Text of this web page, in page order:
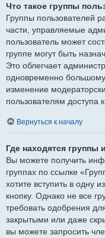
Что такое группы
Группы пользователей
части, управляемые
пользователь может
группе могут быть
Это облегчает
одновременно большому
изменение
пользователям доступа
Вернуться к началу
Где находятся группы
Вы можете получить
группах по ссылке
хотите вступить в одну
кнопку. Однако не все
требовать одобрения
закрытыми или даже
вы можете запросить